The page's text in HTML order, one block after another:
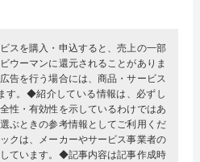
スを購入・申込すると、売上の一部
ウーマンに還元されることがありま
告を行う場合には、商品・サービス
す。◆紹介している情報は、必ずし
性・有効性を示しているわけではあ
ぶときの参考情報としてご利用くだ
クは、メーカーやサービス事業者の
ています。◆記事内容は記事作成時